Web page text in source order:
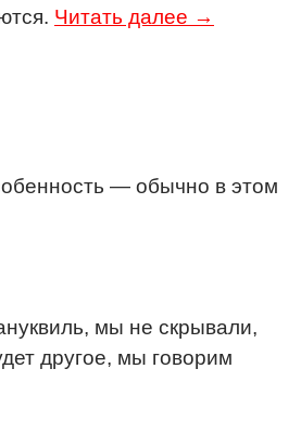
Читать далее →
— обычно в этом
мы не скрывали,
другое, мы говорим